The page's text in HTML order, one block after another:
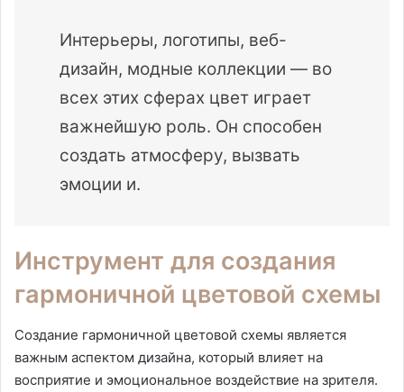
Интерьеры, логотипы, веб-
дизайн, модные коллекции — во
всех этих сферах цвет играет
важнейшую роль. Он способен
создать атмосферу, вызвать
эмоции и.
Инструмент для создания
гармоничной цветовой схемы
Создание гармоничной цветовой схемы является
важным аспектом дизайна, который влияет на
восприятие и эмоциональное воздействие на зрителя.